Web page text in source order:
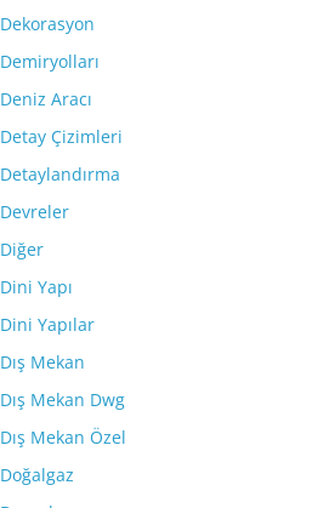
Dekorasyon
Demiryolları
Deniz Aracı
Detay Çizimleri
Detaylandırma
Devreler
Diğer
Dini Yapı
Dini Yapılar
Dış Mekan
Dış Mekan Dwg
Dış Mekan Özel
Doğalgaz